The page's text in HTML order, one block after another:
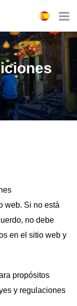
web. Si no está
no debe
en el sitio web y
propósitos
y regulaciones